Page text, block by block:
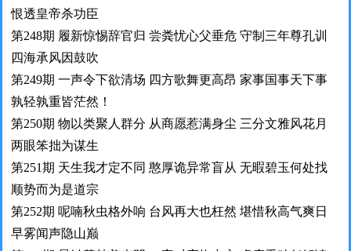
恨透皇帝杀功臣
第248期 履新惊惕辞官归 尝粪忧心父垂危 守制三年尊孔训
四海承风因鼓吹
第249期 一声令下欲清场 四方歌舞更高昂 家事国事天下事
孰轻孰重皆茫然！
第250期 物以类聚人群分 从商愿惹满身尘 三分文雅风花月
两眼笨拙为谋生
第251期 天生我才定不同 憨厚诡异常盲从 无暇碧玉何处找
顺势而为是道宗
第252期 呢喃秋虫格外响 台风再大也枉然 堪惜秋高气爽日
早雾闻声隐山巅